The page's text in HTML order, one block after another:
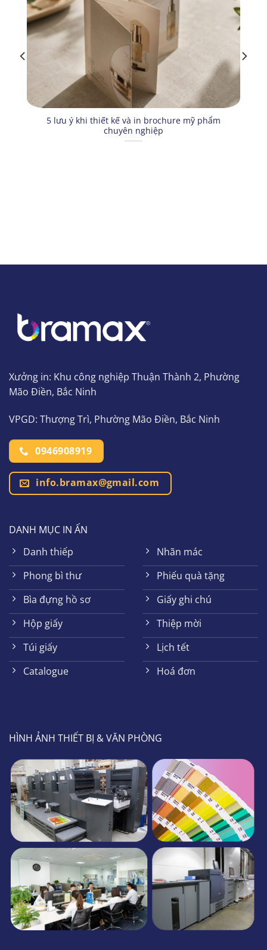
5 lưu ý khi thiết kế và in brochure mỹ phẩm
chuyên nghiệp
Xưởng in: Khu công nghiệp Thuận Thành 2, Phường
Mão Điền, Bắc Ninh
VPGD: Thượng Trì, Phường Mão Điền, Bắc Ninh
0946908919
info.bramax@gmail.com
DANH MỤC IN ẤN
Danh thiếp
Phong bì thư
Bìa đựng hồ sơ
Hộp giấy
Túi giấy
Catalogue
Nhãn mác
Phiếu quà tặng
Giấy ghi chú
Thiệp mời
Lịch tết
Hoá đơn
HÌNH ẢNH THIẾT BỊ & VĂN PHÒNG